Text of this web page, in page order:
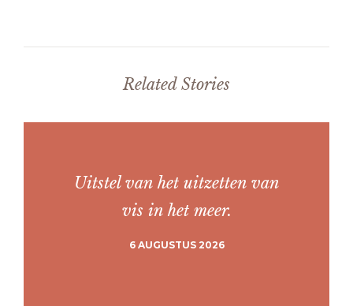
Related Stories
Uitstel van het uitzetten van
vis in het meer.
6 AUGUSTUS 2026